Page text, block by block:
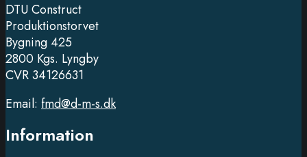
DTU Construct
Produktionstorvet
Bygning 425
2800 Kgs. Lyngby
CVR 34126631
Email: fmd@d-m-s.dk
Information